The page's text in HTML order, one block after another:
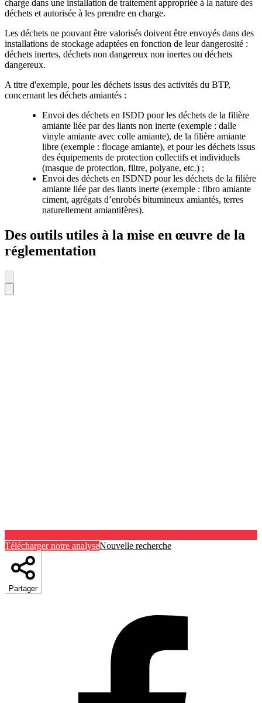
charge dans une installation de traitement appropriée à la nature des
déchets et autorisée à les prendre en charge.
Les déchets ne pouvant être valorisés doivent être envoyés dans des
installations de stockage adaptées en fonction de leur dangerosité :
déchets inertes, déchets non dangereux non inertes ou déchets
dangereux.
A titre d'exemple, pour les déchets issus des activités du BTP,
concernant les déchets amiantés :
Envoi des déchets en ISDD pour les déchets de la filière
amiante liée par des liants non inerte (exemple : dalle
vinyle amiante avec colle amiante), de la filière amiante
libre (exemple : flocage amiante), et pour les déchets issus
des équipements de protection collectifs et individuels
(masque de protection, filtre, polyane, etc.) ;
Envoi des déchets en ISDND pour les déchets de la filière
amiante liée par des liants inerte (exemple : fibro amiante
ciment, agrégats d’enrobés bitumineux amiantés, terres
naturellement amiantifères).
Des outils utiles à la mise en œuvre de la
réglementation
Télécharger notre analyseNouvelle recherche
Partager